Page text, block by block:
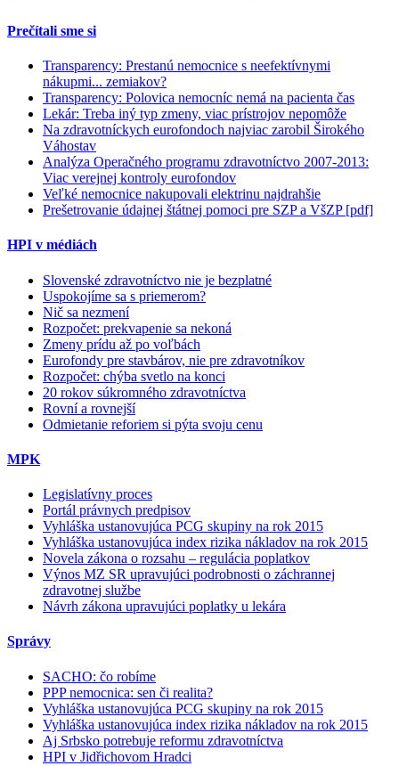
Prečítali sme si
Transparency: Prestanú nemocnice s neefektívnymi
nákupmi... zemiakov?
Transparency: Polovica nemocníc nemá na pacienta čas
Lekár: Treba iný typ zmeny, viac prístrojov nepomôže
Na zdravotníckych eurofondoch najviac zarobil Širokého
Váhostav
Analýza Operačného programu zdravotníctvo 2007-2013:
Viac verejnej kontroly eurofondov
Veľké nemocnice nakupovali elektrinu najdrahšie
Prešetrovanie údajnej štátnej pomoci pre SZP a VšZP [pdf]
HPI v médiách
Slovenské zdravotníctvo nie je bezplatné
Uspokojíme sa s priemerom?
Nič sa nezmení
Rozpočet: prekvapenie sa nekoná
Zmeny prídu až po voľbách
Eurofondy pre stavbárov, nie pre zdravotníkov
Rozpočet: chýba svetlo na konci
20 rokov súkromného zdravotníctva
Rovní a rovnejší
Odmietanie reforiem si pýta svoju cenu
MPK
Legislatívny proces
Portál právnych predpisov
Vyhláška ustanovujúca PCG skupiny na rok 2015
Vyhláška ustanovujúca index rizika nákladov na rok 2015
Novela zákona o rozsahu – regulácia poplatkov
Výnos MZ SR upravujúci podrobnosti o záchrannej
zdravotnej službe
Návrh zákona upravujúci poplatky u lekára
Správy
SACHO: čo robíme
PPP nemocnica: sen či realita?
Vyhláška ustanovujúca PCG skupiny na rok 2015
Vyhláška ustanovujúca index rizika nákladov na rok 2015
Aj Srbsko potrebuje reformu zdravotníctva
HPI v Jidřichovom Hradci